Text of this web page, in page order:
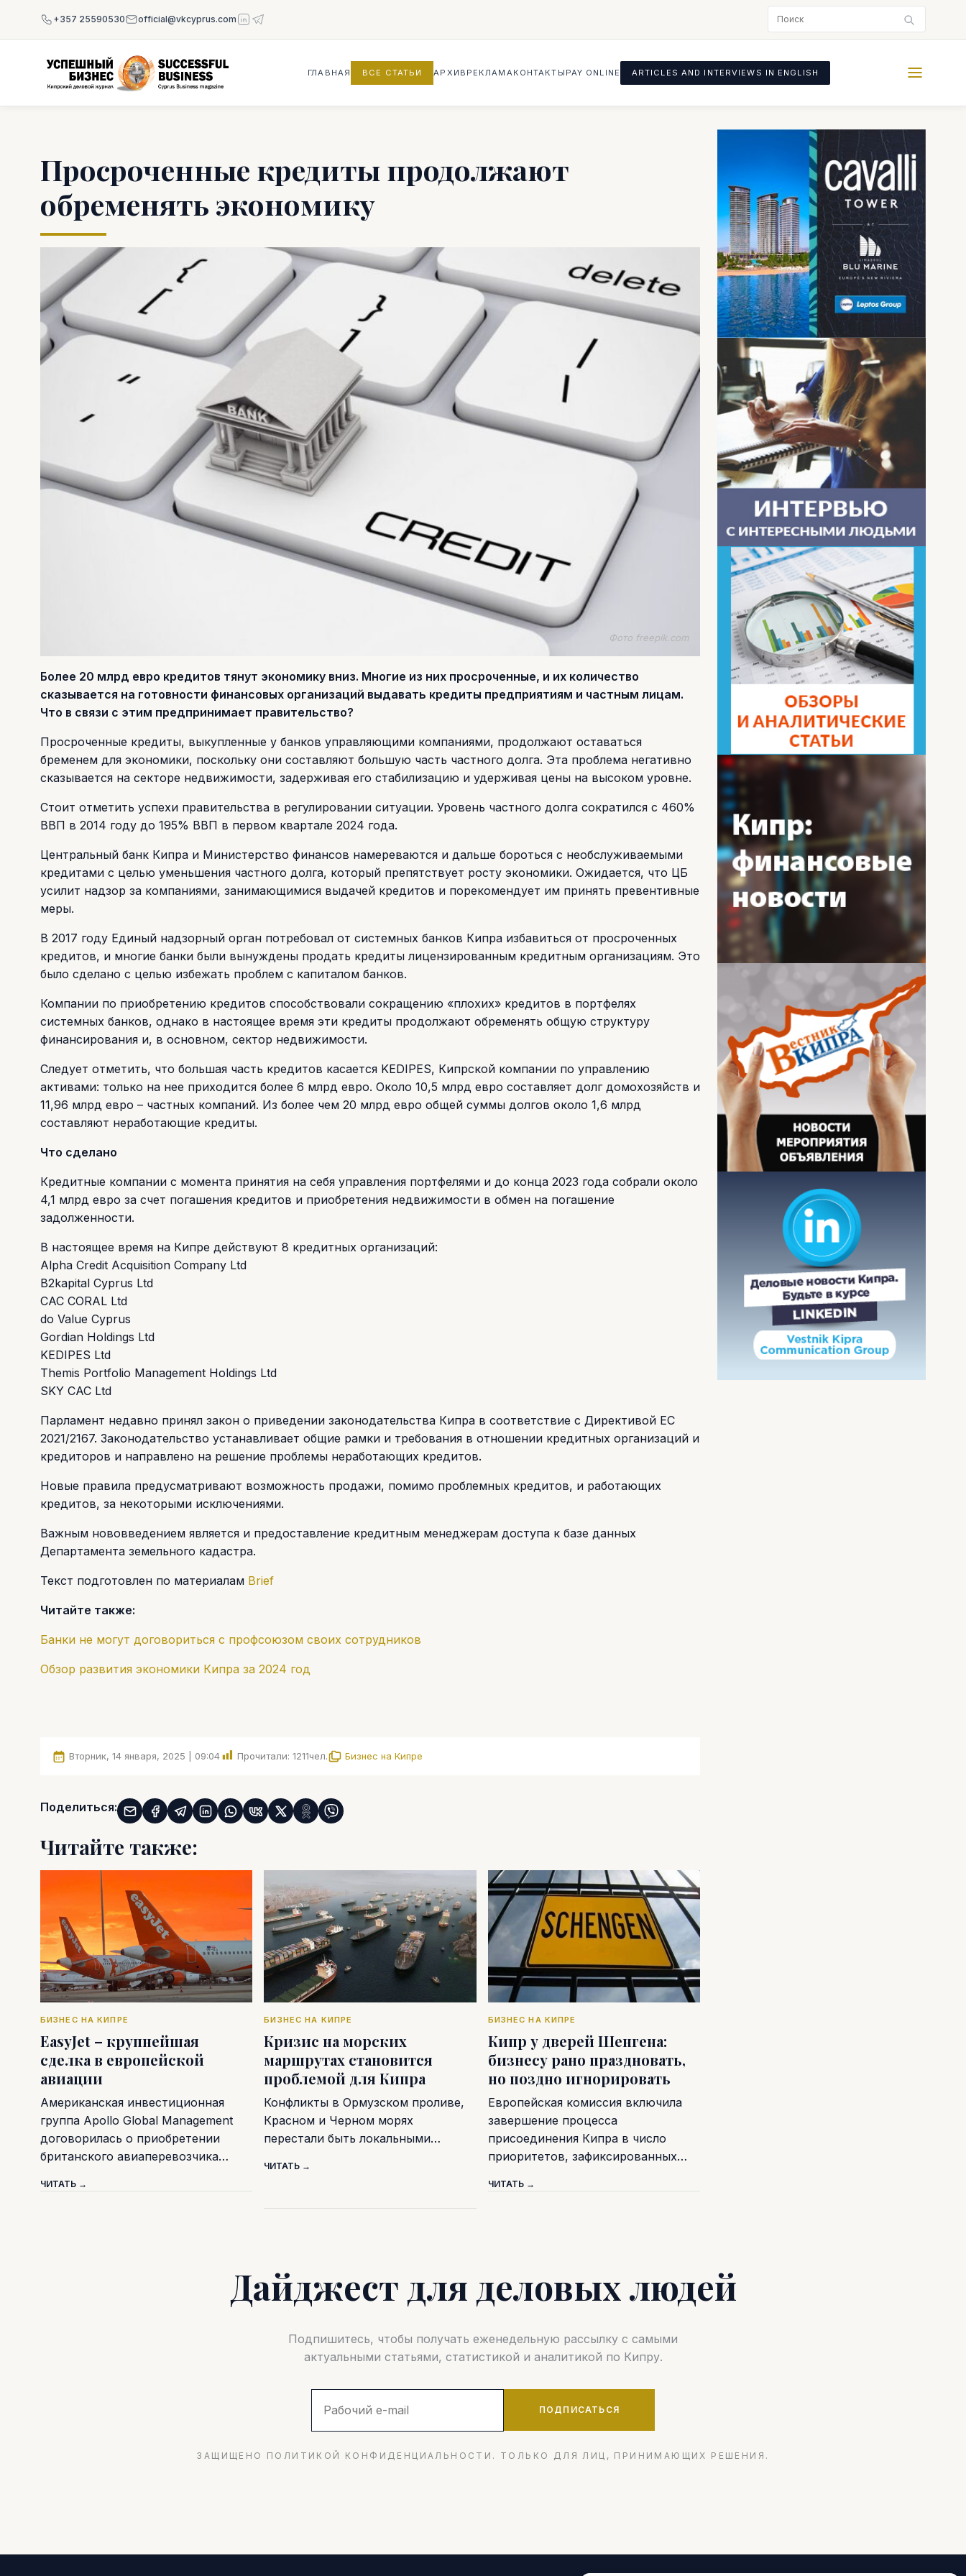
+357 25590530 official@vkcyprus.com
ГЛАВНАЯ ВСЕ СТАТЬИ АРХИВ РЕКЛАМА КОНТАКТЫ PAY ONLINE ARTICLES AND INTERVIEWS IN ENGLISH
Просроченные кредиты продолжают
обременять экономику
Фото freepik.com
Более 20 млрд евро кредитов тянут экономику вниз. Многие из них просроченные, и их количество
сказывается на готовности финансовых организаций выдавать кредиты предприятиям и частным лицам.
Что в связи с этим предпринимает правительство?
Просроченные кредиты, выкупленные у банков управляющими компаниями, продолжают оставаться
бременем для экономики, поскольку они составляют большую часть частного долга. Эта проблема негативно
сказывается на секторе недвижимости, задерживая его стабилизацию и удерживая цены на высоком уровне.
Стоит отметить успехи правительства в регулировании ситуации. Уровень частного долга сократился с 460%
ВВП в 2014 году до 195% ВВП в первом квартале 2024 года.
Центральный банк Кипра и Министерство финансов намереваются и дальше бороться с необслуживаемыми
кредитами с целью уменьшения частного долга, который препятствует росту экономики. Ожидается, что ЦБ
усилит надзор за компаниями, занимающимися выдачей кредитов и порекомендует им принять превентивные
меры.
В 2017 году Единый надзорный орган потребовал от системных банков Кипра избавиться от просроченных
кредитов, и многие банки были вынуждены продать кредиты лицензированным кредитным организациям. Это
было сделано с целью избежать проблем с капиталом банков.
Компании по приобретению кредитов способствовали сокращению «плохих» кредитов в портфелях
системных банков, однако в настоящее время эти кредиты продолжают обременять общую структуру
финансирования и, в основном, сектор недвижимости.
Следует отметить, что большая часть кредитов касается KEDIPES, Кипрской компании по управлению
активами: только на нее приходится более 6 млрд евро. Около 10,5 млрд евро составляет долг домохозяйств и
11,96 млрд евро – частных компаний. Из более чем 20 млрд евро общей суммы долгов около 1,6 млрд
составляют неработающие кредиты.
Что сделано
Кредитные компании с момента принятия на себя управления портфелями и до конца 2023 года собрали около
4,1 млрд евро за счет погашения кредитов и приобретения недвижимости в обмен на погашение
задолженности.
В настоящее время на Кипре действуют 8 кредитных организаций:
Alpha Credit Acquisition Company Ltd
B2kapital Cyprus Ltd
CAC CORAL Ltd
do Value Cyprus
Gordian Holdings Ltd
KEDIPES Ltd
Themis Portfolio Management Holdings Ltd
SKY CAC Ltd
Парламент недавно принял закон о приведении законодательства Кипра в соответствие с Директивой ЕС
2021/2167. Законодательство устанавливает общие рамки и требования в отношении кредитных организаций и
кредиторов и направлено на решение проблемы неработающих кредитов.
Новые правила предусматривают возможность продажи, помимо проблемных кредитов, и работающих
кредитов, за некоторыми исключениями.
Важным нововведением является и предоставление кредитным менеджерам доступа к базе данных
Департамента земельного кадастра.
Текст подготовлен по материалам Brief
Читайте также:
Банки не могут договориться с профсоюзом своих сотрудников
Обзор развития экономики Кипра за 2024 год
Вторник, 14 января, 2025 | 09:04 Прочитали: 1211чел. Бизнес на Кипре
Поделиться:
Читайте также:
БИЗНЕС НА КИПРЕ
EasyJet – крупнейшая
сделка в европейской
авиации
Американская инвестиционная
группа Apollo Global Management
договорилась о приобретении
британского авиаперевозчика…
ЧИТАТЬ →
БИЗНЕС НА КИПРЕ
Кризис на морских
маршрутах становится
проблемой для Кипра
Конфликты в Ормузском проливе,
Красном и Черном морях
перестали быть локальными…
ЧИТАТЬ →
БИЗНЕС НА КИПРЕ
Кипр у дверей Шенгена:
бизнесу рано праздновать,
но поздно игнорировать
Европейская комиссия включила
завершение процесса
присоединения Кипра в число
приоритетов, зафиксированных…
ЧИТАТЬ →
Дайджест для деловых людей
Подпишитесь, чтобы получать еженедельную рассылку с самыми
актуальными статьями, статистикой и аналитикой по Кипру.
ПОДПИСАТЬСЯ
ЗАЩИЩЕНО ПОЛИТИКОЙ КОНФИДЕНЦИАЛЬНОСТИ. ТОЛЬКО ДЛЯ ЛИЦ, ПРИНИМАЮЩИХ РЕШЕНИЯ.